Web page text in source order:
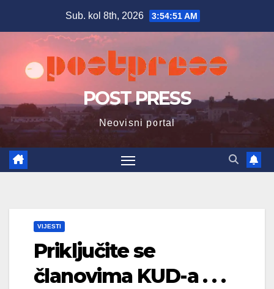
Sub. kol 8th, 2026 3:54:52 AM
POST PRESS
Neovisni portal
VIJESTI
Priključite se
članovima KUD-a . . .